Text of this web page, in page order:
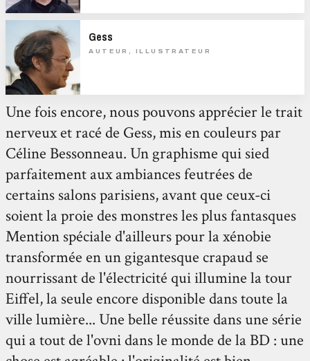
Gess
AUTEUR, ILLUSTRATEUR
Une fois encore, nous pouvons apprécier le trait
nerveux et racé de Gess, mis en couleurs par
Céline Bessonneau. Un graphisme qui sied
parfaitement aux ambiances feutrées de
certains salons parisiens, avant que ceux-ci
soient la proie des monstres les plus fantasques
Mention spéciale d'ailleurs pour la xénobie
transformée en un gigantesque crapaud se
nourrissant de l'électricité qui illumine la tour
Eiffel, la seule encore disponible dans toute la
ville lumière... Une belle réussite dans une série
qui a tout de l'ovni dans le monde de la BD : une